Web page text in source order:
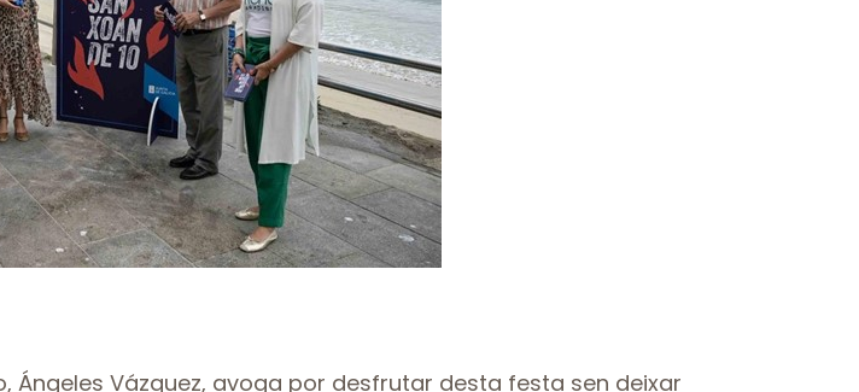
Ángeles Vázquez, avoga por desfrutar desta festa sen deixar